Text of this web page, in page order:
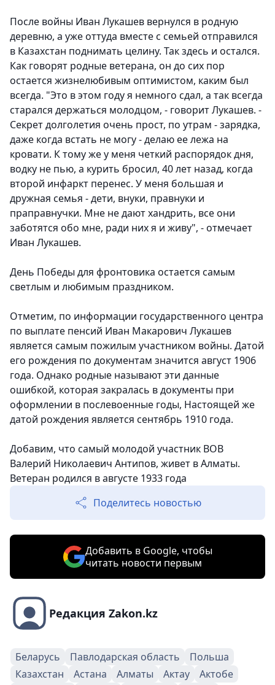
После войны Иван Лукашев вернулся в родную
деревню, а уже оттуда вместе с семьей отправился
в Казахстан поднимать целину. Так здесь и остался.
Как говорят родные ветерана, он до сих пор
остается жизнелюбивым оптимистом, каким был
всегда. "Это в этом году я немного сдал, а так всегда
старался держаться молодцом, - говорит Лукашев. -
Секрет долголетия очень прост, по утрам - зарядка,
даже когда встать не могу - делаю ее лежа на
кровати. К тому же у меня четкий распорядок дня,
водку не пью, а курить бросил, 40 лет назад, когда
второй инфаркт перенес. У меня большая и
дружная семья - дети, внуки, правнуки и
праправнучки. Мне не дают хандрить, все они
заботятся обо мне, ради них я и живу", - отмечает
Иван Лукашев.
День Победы для фронтовика остается самым
светлым и любимым праздником.
Отметим, по информации государственного центра
по выплате пенсий Иван Макарович Лукашев
является самым пожилым участником войны. Датой
его рождения по документам значится август 1906
года. Однако родные называют эти данные
ошибкой, которая закралась в документы при
оформлении в послевоенные годы, Настоящей же
датой рождения является сентябрь 1910 года.
Добавим, что самый молодой участник ВОВ
Валерий Николаевич Антипов, живет в Алматы.
Ветеран родился в августе 1933 года
Поделитесь новостью
Добавить в Google, чтобы
читать новости первым
Редакция Zakon.kz
Беларусь Павлодарская область
Польша
Казахстан
Астана Алматы Актау
Актобе